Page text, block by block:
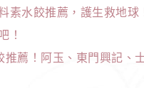
素水餃推薦，護生救地球
！
推薦！阿玉、東門興記、